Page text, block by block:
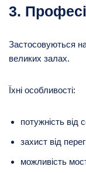
3.
Застосовуються
великих залах.
Їхні особливості:
потужність від
захист від
можливість